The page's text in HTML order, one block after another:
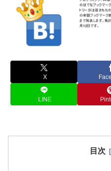
X
LINE
目次